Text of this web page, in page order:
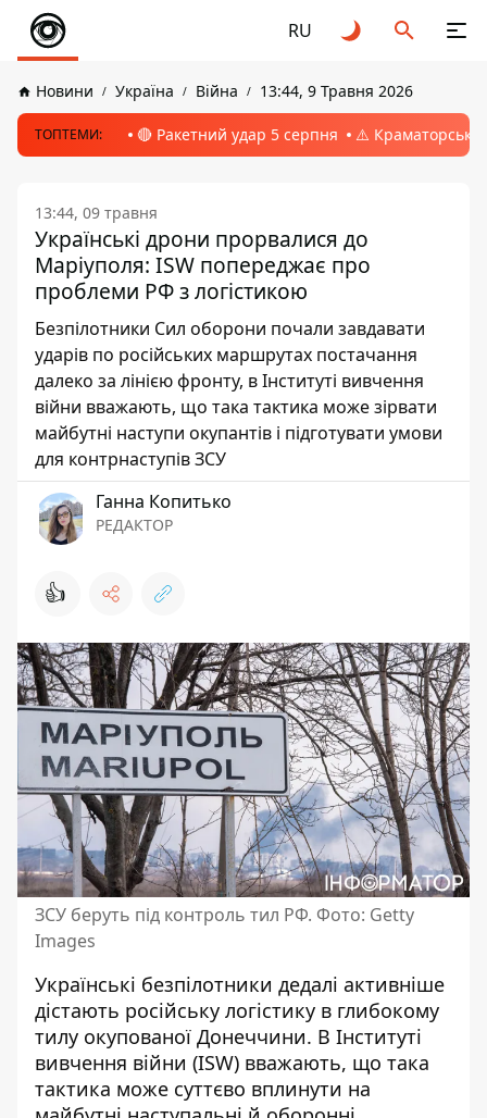
RU
Новини Україна Війна 13:44, 9 Травня 2026
ТОПТЕМИ: 🔴 Ракетний удар 5 серпня ⚠️ Краматорськ,
13:44, 09 травня
Українські дрони прорвалися до
Маріуполя: ISW попереджає про
проблеми РФ з логістикою
Безпілотники Сил оборони почали завдавати
ударів по російських маршрутах постачання
далеко за лінією фронту, в Інституті вивчення
війни вважають, що така тактика може зірвати
майбутні наступи окупантів і підготувати умови
для контрнаступів ЗСУ
Ганна Копитько
РЕДАКТОР
👍
ЗСУ беруть під контроль тил РФ. Фото: Getty
Images
Українські безпілотники дедалі активніше
дістають російську логістику в глибокому
тилу окупованої Донеччини. В Інституті
вивчення війни (ISW) вважають, що така
тактика може суттєво вплинути на